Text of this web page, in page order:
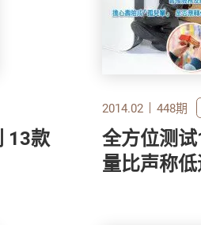
2014.02 448期
全方位测试12
量比声称